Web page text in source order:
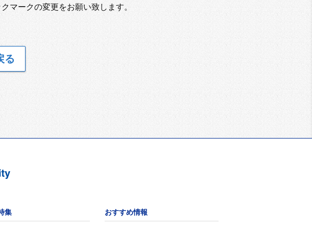
マークの変更をお願い致します。
る
集 おすすめ情報